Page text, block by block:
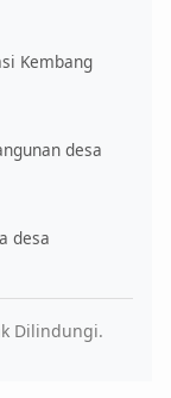
Kembang
desa
desa
Dilindungi.